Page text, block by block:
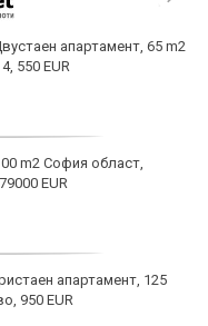
апартамент, 65 m2
550 EUR
m2 София област,
EUR
апартамент, 125
950 EUR